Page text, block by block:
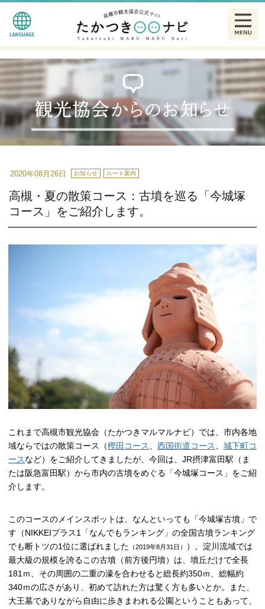
2020年08月26日 お知らせ ルート案内
高槻・夏の散策コース：古墳を巡る「今城塚
コース」をご紹介します。
これまで高槻市観光協会（たかつきマルマルナビ）では、市内各地
域ならではの散策コース（樫田コース 西国街道コース
城下町コ
ースなど）をご紹介してきましたが、今回は、JR摂津富田駅（ま
たは阪急富田駅）から市内の古墳をめぐる「今城塚コース」をご紹
介します。
このコースのメインスポットは、なんといっても「今城塚古墳」で
す（NIKKEIプラス1「なんでもランキング」の全国古墳ランキング
でも断トツの1位に選ばれました （2019年8月31日）
）。淀川流域では
最大級の規模を誇るこの古墳（前方後円墳）は、墳丘だけで全長
181ｍ、その周囲の二重の濠を合わせると総長約350ｍ、総幅約
340ｍの広さがあり、初めて訪れた方は驚く方も多いとか。また、
大王墓でありながら自由に歩きまわれる公園ということもあって、
観る
食べる
泊まる
特産品
ギャラリー
高槻市観光協会について
はにたん着ぐるみ貸出
たかつきナビゲーター
アクセス
English
简体中文
繁體中文
한글